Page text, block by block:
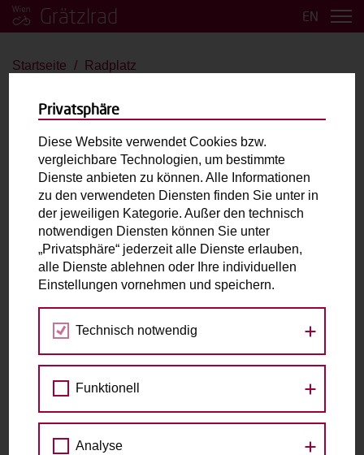
Grätzlrad EN
Startseite Radplatz
Velo de Ville FR8
bis 2 Kinder E-Antrieb
Max. zulässiges Gesamtgewicht (inkl. fahrende
Person):250kg
Laderaum:L: cm B: cm H: cm
Zubehör:2-Sitzer mit 3-Punkt Gurt
Fahrradabholung & Rückgabe
Fahrradständer, Ecke Lerchenfelderstraße
Kaiserstraße 106
Privatsphäre
Diese Website verwendet Cookies bzw.
vergleichbare Technologien, um bestimmte
Dienste anbieten zu können. Alle Informationen
zu den verwendeten Diensten finden Sie unter in
der jeweiligen Kategorie. Außer den technisch
notwendigen Diensten können Sie unter
„Privatsphäre“ jederzeit alle Dienste erlauben,
alle Dienste ablehnen oder Ihre individuellen
Einstellungen vornehmen und speichern.
Technisch notwendig
Funktionell
Analyse